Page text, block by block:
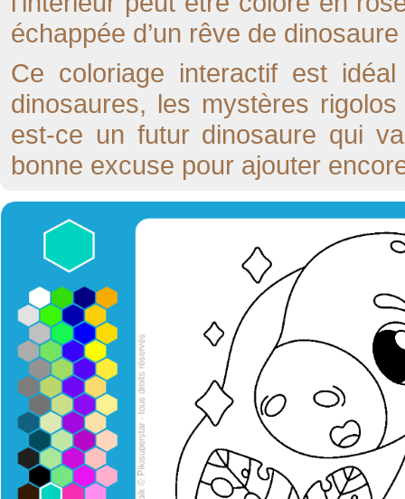
échappée d’un rêve de dinosaure
Ce coloriage interactif est
dinosaures, les mystères
est-ce un futur dinosaure qui
bonne excuse pour ajouter